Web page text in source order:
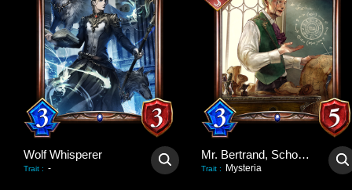
Wolf Whisperer
Trait : -
Mr. Bertrand, School Magus
Trait : Mysteria